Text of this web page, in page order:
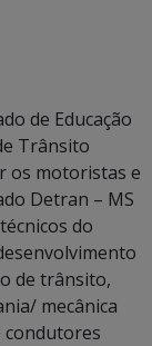
de Educação
Trânsito
os motoristas e
Detran – MS
do
de trânsito,
mecânica
condutores